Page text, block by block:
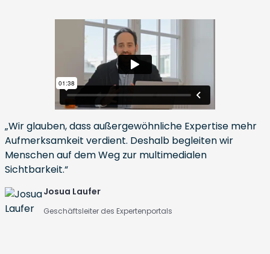
„Wir glauben, dass außergewöhnliche Expertise mehr
Aufmerksamkeit verdient. Deshalb begleiten wir
Menschen auf dem Weg zur multimedialen
Sichtbarkeit.“
Josua Laufer
Geschäftsleiter des Expertenportals